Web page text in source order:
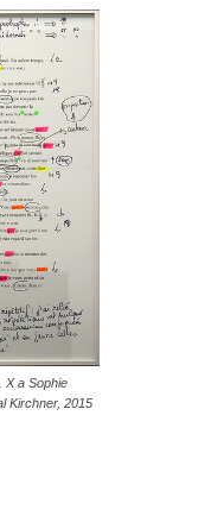
X a Sophie
Kirchner, 2015